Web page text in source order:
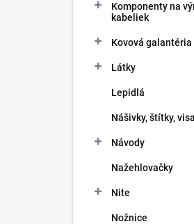
Komponenty na
kabeliek
Kovová galantéria
Látky
Lepidlá
Nášivky, štítky,
Návody
Nažehlovačky
Nite
Nožnice